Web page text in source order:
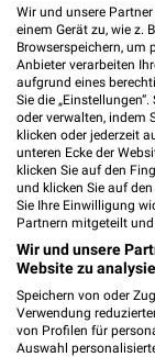
Noch heute gültig
XXXLutz
Wir und unsere
einem Gerät zu, wie z.
Browserspeichern, um
Anbieter verarbeiten
aufgrund eines
Sie die
oder verwalten, indem
klicken oder jederzeit
unteren Ecke der
klicken Sie auf den
und klicken Sie auf den
Sie Ihre Einwilligung
Partnern mitgeteilt
Wir und unsere
Website zu
Speichern von oder
Verwendung
von Profilen für
Auswahl